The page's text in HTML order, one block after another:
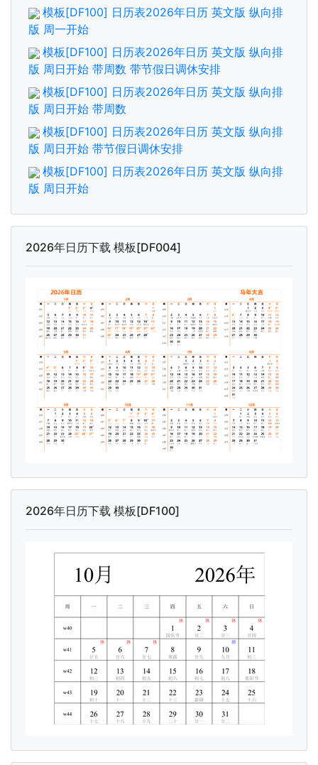
模板[DF100] 日历表2026年日历 英文版 纵向排
版 周一开始
模板[DF100] 日历表2026年日历 英文版 纵向排
版 周日开始 带周数 带节假日调休安排
模板[DF100] 日历表2026年日历 英文版 纵向排
版 周日开始 带周数
模板[DF100] 日历表2026年日历 英文版 纵向排
版 周日开始 带节假日调休安排
模板[DF100] 日历表2026年日历 英文版 纵向排
版 周日开始
2026年日历下载 模板[DF004]
2026年日历下载 模板[DF100]